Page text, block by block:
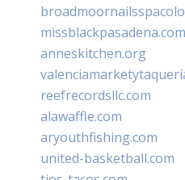
missblackpasadena.com
anneskitchen.org
reefrecordsllc.com
alawaffle.com
aryouthfishing.com
united-basketball.com